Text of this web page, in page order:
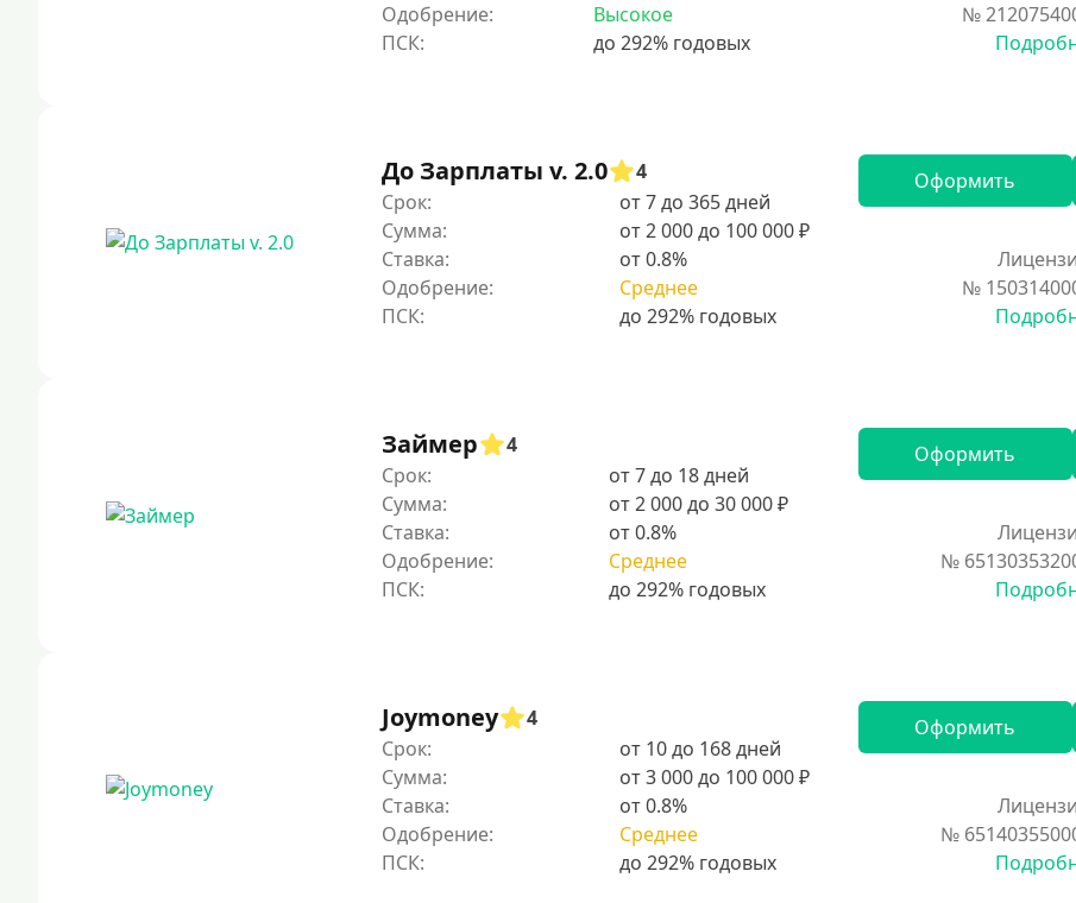
Одобрение:
Высокое
№
До Зарплаты v. 2.0
4
Срок:
от 7 до 365 дней
Сумма:
от 2 000 до 100 000 ₽
Ставка:
от 0.8%
Одобрение:
Среднее
Оформить
№
Займер
4
Срок:
от 7 до 18 дней
Сумма:
от 2 000 до 30 000 ₽
Ставка:
от 0.8%
Одобрение:
Среднее
Оформить
№
Joymoney
4
Срок:
от 10 до 168 дней
Сумма:
от 3 000 до 100 000 ₽
Ставка:
от 0.8%
Одобрение:
Среднее
Оформить
№